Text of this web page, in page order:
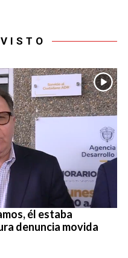
él estaba
denuncia movida